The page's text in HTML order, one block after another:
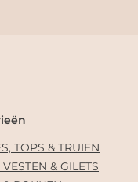
TOPS & TRUIEN
& GILETS